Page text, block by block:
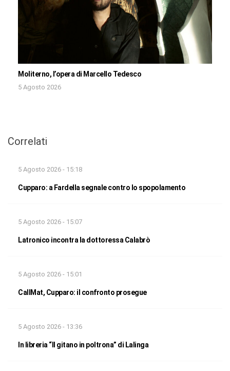
Moliterno, l’opera di Marcello Tedesco
5 Agosto 2026
Correlati
5 Agosto 2026 - 15:18
Cupparo: a Fardella segnale contro lo spopolamento
5 Agosto 2026 - 15:07
Latronico incontra la dottoressa Calabrò
5 Agosto 2026 - 15:01
CallMat, Cupparo: il confronto prosegue
5 Agosto 2026 - 13:36
In libreria “Il gitano in poltrona” di Lalinga